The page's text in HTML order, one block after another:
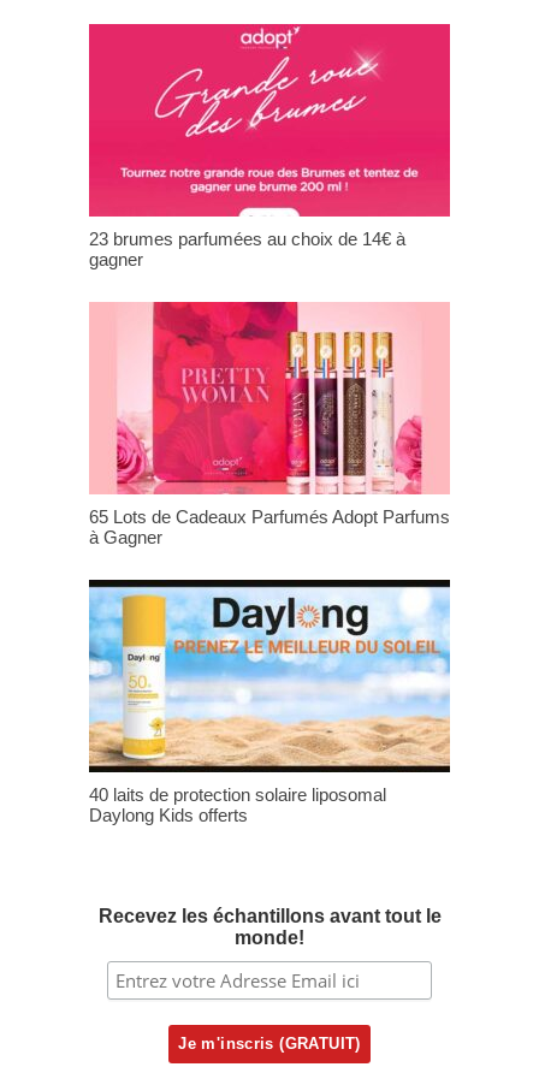
23 brumes parfumées au choix de 14€ à
gagner
65 Lots de Cadeaux Parfumés Adopt Parfums
à Gagner
40 laits de protection solaire liposomal
Daylong Kids offerts
Recevez les échantillons avant tout le
monde!